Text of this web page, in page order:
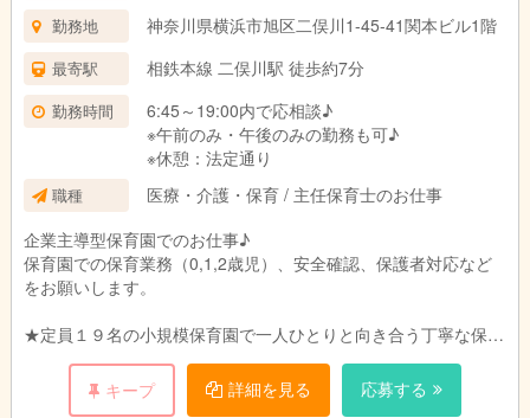
勤務地 神奈川県横浜市旭区二俣川1-45-41関本ビル1階
最寄駅 相鉄本線 二俣川駅 徒歩約7分
勤務時間
6:45～19:00内で応相談♪
※午前のみ・午後のみの勤務も可♪
※休憩：法定通り
職種
医療・介護・保育 / 主任保育士のお仕事
企業主導型保育園でのお仕事♪
保育園での保育業務（0,1,2歳児）、安全確認、保護者対応など
をお願いします。
★定員１９名の小規模保育園で一人ひとりと向き合う丁寧な保育
ご家庭、職員、地域のトライアングルで子どもたちの成長を見守
れるような環境づくりを目指しています。
キープ 詳細を見る 応募する